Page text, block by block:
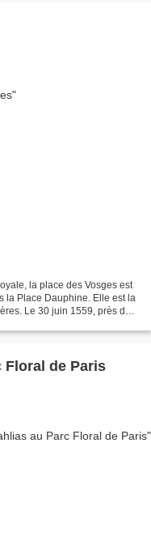
la place des Vosges est
la Place Dauphine. Elle est la
Le 30 juin 1559, près de
Floral de Paris